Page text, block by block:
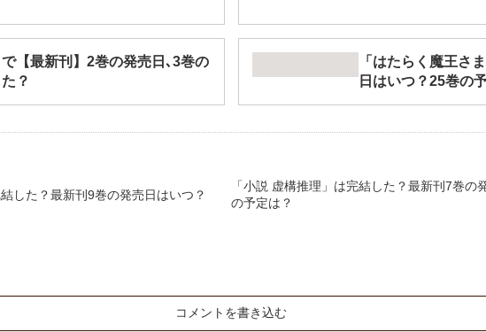
【最新刊】2巻の発売日､3巻の
？
「はたらく魔王さ
日はいつ？25巻の
した？最新刊9巻の発売日はいつ？
「小説 虚構推理」は完結した？最新刊7巻の
の予定は？
コメントを書き込む